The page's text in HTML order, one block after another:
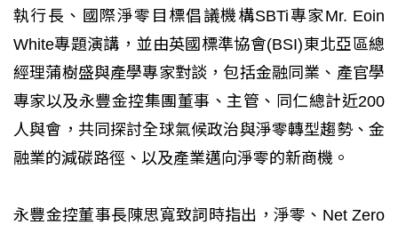
執行長、國際淨零目標倡議機構SBTi專家Mr. Eoin
White專題演講，並由英國標準協會(BSI)東北亞區總
經理蒲樹盛與產學專家對談，包括金融同業、產官學
專家以及永豐金控集團董事、主管、同仁總計近200
人與會，共同探討全球氣候政治與淨零轉型趨勢、金
融業的減碳路徑、以及產業邁向淨零的新商機。
永豐金控董事長陳思寬致詞時指出，淨零、Net Zero